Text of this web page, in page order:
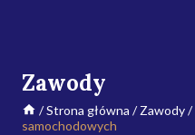
Zawody
/Strona główna /Zawody/
samochodowych